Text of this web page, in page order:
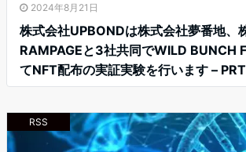
2024年8月21日
株式会社UPBONDは株式会社夢番地、
RAMPAGEと3社共同でWILD BUNCH
てNFT配布の実証実験を行います –
RSS